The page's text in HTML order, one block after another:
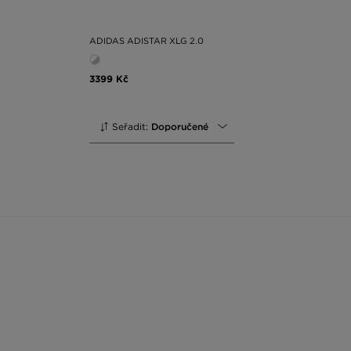
ADIDAS ADISTAR XLG 2.0
3399 Kč
Seřadit: Doporučené